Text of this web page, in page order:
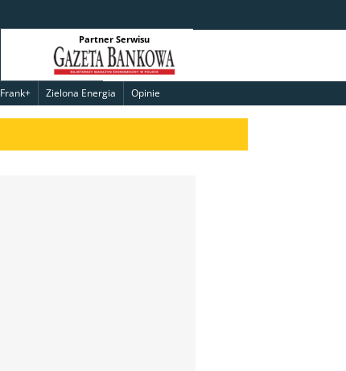
Partner Serwisu
Frank+ Zielona Energia Opinie